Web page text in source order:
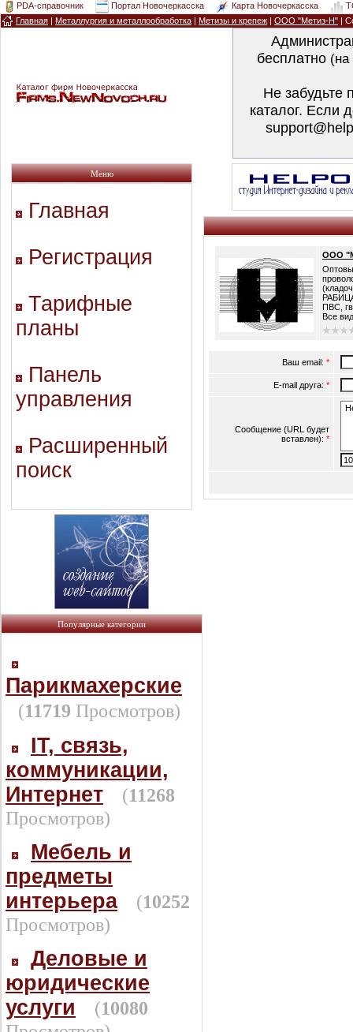
PDA-справочник Портал Новочеркасска Карта Новочеркасска
Главная | Металлургия и металлообработка | Метизы и крепеж | ООО "Метиз-Н" |
бесплатно
Не забудьте
каталог. Если
Меню
Главная
Регистрация
Тарифные
планы
Панель
управления
Расширенный
поиск
Популярные категории
Парикмахерские
(11719 Просмотров)
IT, связь,
коммуникации,
Интернет
(11268
Просмотров)
Мебель и
предметы
интерьера
(10252
Просмотров)
Деловые и
юридические
услуги
(10080
ООО
ПВС,
Все
Ваш email: *
E-mail друга: *
Сообщение (URL будет
вставлен): *